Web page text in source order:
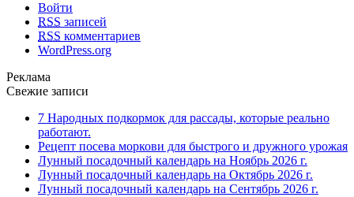
Войти
RSS записей
RSS комментариев
WordPress.org
Реклама
Свежие записи
7 Народных подкормок для рассады, которые реально
работают.
Рецепт посева моркови для быстрого и дружного урожая
Лунный посадочный календарь на Ноябрь 2026 г.
Лунный посадочный календарь на Октябрь 2026 г.
Лунный посадочный календарь на Сентябрь 2026 г.